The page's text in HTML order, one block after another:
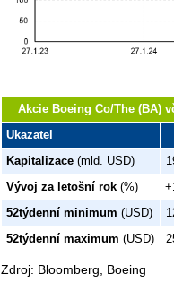
Akcie Boeing Co/The (BA)
Ukazatel
Kapitalizace (mld. USD)
Vývoj za letošní rok (%)
52týdenní minimum (USD)
52týdenní maximum (USD)
Zdroj: Bloomberg, Boeing